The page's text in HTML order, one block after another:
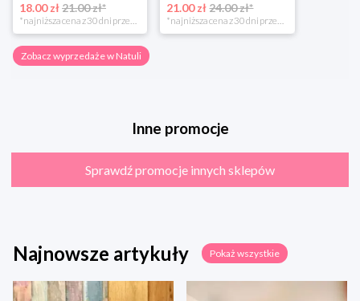
18.00 zł21.00 zł*
*najniższa cena z 30 dni przed obniżką
21.00 zł 24.00 zł*
*najniższa cena z 30 dni przed obniżką
Zobacz wyprzedaże w Natuli
Inne promocje
Sprawdź promocje innych sklepów
Najnowsze artykuły Pokaż wszystkie